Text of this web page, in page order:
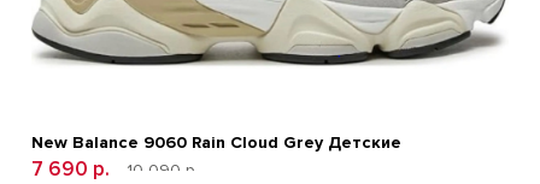
New Balance 9060 Rain Cloud Grey Детские
7 690 р.
10 090 р.